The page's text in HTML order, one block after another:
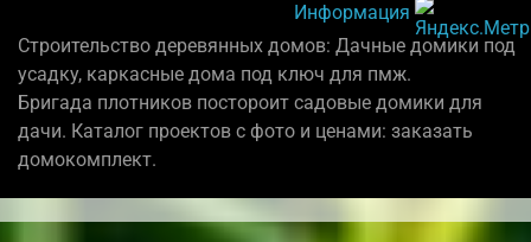
Информация
Строительство деревянных домов: Дачные домики под
усадку, каркасные дома под ключ для пмж.
Бригада плотников постороит садовые домики для
дачи. Каталог проектов с фото и ценами: заказать
домокомплект.